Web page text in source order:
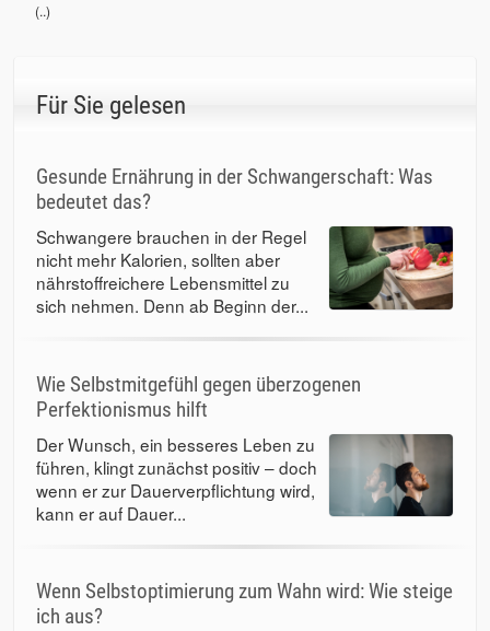
(..)
Für Sie gelesen
Gesunde Ernährung in der Schwangerschaft: Was
bedeutet das?
Schwangere brauchen in der Regel
nicht mehr Kalorien, sollten aber
nährstoffreichere Lebensmittel zu
sich nehmen. Denn ab Beginn der...
Wie Selbstmitgefühl gegen überzogenen
Perfektionismus hilft
Der Wunsch, ein besseres Leben zu
führen, klingt zunächst positiv – doch
wenn er zur Dauerverpflichtung wird,
kann er auf Dauer...
Wenn Selbstoptimierung zum Wahn wird: Wie steige
ich aus?